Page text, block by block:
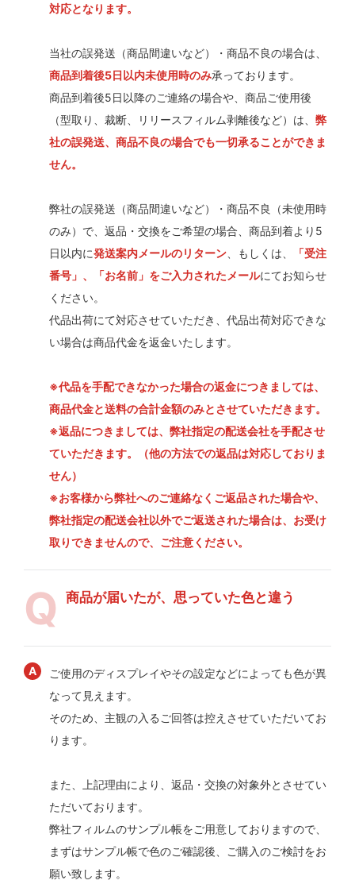
対応となります。
当社の誤発送（商品間違いなど）・商品不良の場合は、
商品到着後5日以内未使用時のみ承っております。
商品到着後5日以降のご連絡の場合や、商品ご使用後
（型取り、裁断、リリースフィルム剥離後など）は、 弊
社の誤発送、商品不良の場合でも一切承ることができま
せん。
弊社の誤発送（商品間違いなど）・商品不良（未使用時
のみ）で、返品・交換をご希望の場合、商品到着より5
日以内に発送案内メールのリターン 、もしくは、
「受注
番号」、「お名前」をご入力されたメールにてお知らせ
ください。
代品出荷にて対応させていただき、代品出荷対応できな
い場合は商品代金を返金いたします。
※代品を手配できなかった場合の返金につきましては、
商品代金と送料の合計金額のみとさせていただきます。
※返品につきましては、弊社指定の配送会社を手配させ
ていただきます。（他の方法での返品は対応しておりま
せん）
※お客様から弊社へのご連絡なくご返品された場合や、
弊社指定の配送会社以外でご返送された場合は、お受け
取りできませんので、ご注意ください。
商品が届いたが、思っていた色と違う
ご使用のディスプレイやその設定などによっても色が異
なって見えます。
そのため、主観の入るご回答は控えさせていただいてお
ります。
また、上記理由により、返品・交換の対象外とさせてい
ただいております。
弊社フィルムのサンプル帳をご用意しておりますので、
まずはサンプル帳で色のご確認後、ご購入のご検討をお
願い致します。